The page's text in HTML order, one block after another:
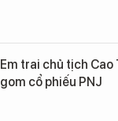
Em trai chủ tịch Cao
gom cổ phiếu PNJ